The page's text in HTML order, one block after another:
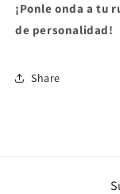
¡Ponle onda a tu
de personalidad!
Share